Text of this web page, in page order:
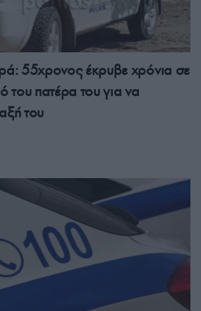
55χρονος έκρυβε χρόνια σε
του πατέρα του για να
του